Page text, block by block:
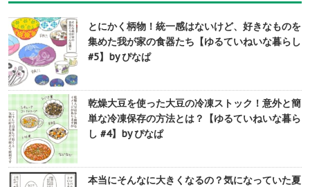
とにかく柄物！統一感はないけど、好きなものを
集めた我が家の食器たち【ゆるていねいな暮らし
#5】by ぴなぱ
乾燥大豆を使った大豆の冷凍ストック！意外と簡
単な冷凍保存の方法とは？【ゆるていねいな暮ら
し #4】by ぴなぱ
本当にそんなに大きくなるの？気になっていた夏